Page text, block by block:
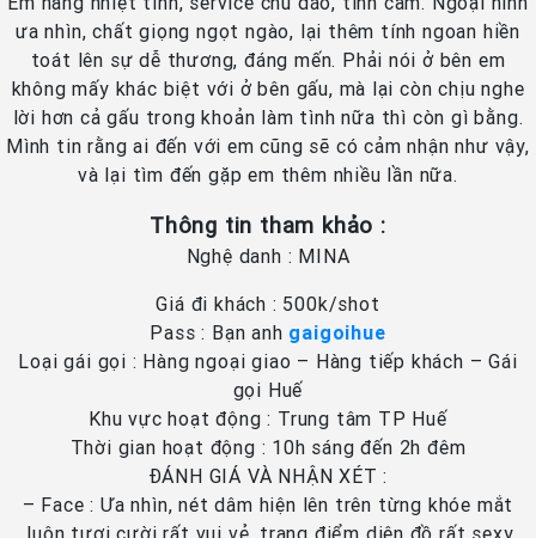
ưa nhìn, chất giọng ngọt ngào, lại thêm tính ngoan hiền
toát lên sự dễ thương, đáng mến. Phải nói ở bên em
không mấy khác biệt với ở bên gấu, mà lại còn chịu nghe
lời hơn cả gấu trong khoản làm tình nữa thì còn gì bằng.
Mình tin rằng ai đến với em cũng sẽ có cảm nhận như vậy,
và lại tìm đến gặp em thêm nhiều lần nữa.
Thông tin tham khảo :
Nghệ danh : MINA
Giá đi khách : 500k/shot
Pass : Bạn anh gaigoihue
Loại gái gọi : Hàng ngoại giao – Hàng tiếp khách – Gái
gọi Huế
Khu vực hoạt động : Trung tâm TP Huế
Thời gian hoạt động : 10h sáng đến 2h đêm
ĐÁNH GIÁ VÀ NHẬN XÉT :
– Face : Ưa nhìn, nét dâm hiện lên trên từng khóe mắt
.luôn tươi cười rất vui vẻ, trang điểm diện đồ rất sexy